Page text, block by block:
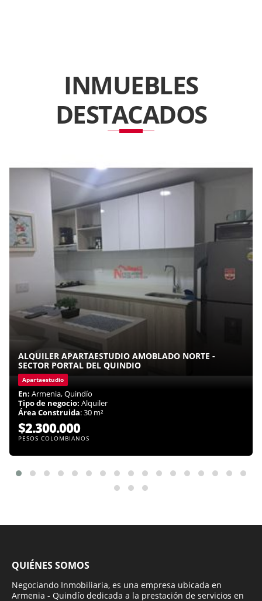
INMUEBLES
DESTACADOS
ALQUILER APARTAESTUDIO AMOBLADO NORTE -
SECTOR PORTAL DEL QUINDIO
Apartaestudio
En: Armenia, Quindío
Tipo de negocio: Alquiler
Área Construida: 30 m²
$2.300.000
PESOS COLOMBIANOS
QUIÉNES SOMOS
Negociando Inmobiliaria, es una empresa ubicada en
Armenia - Quindío dedicada a la prestación de servicios en